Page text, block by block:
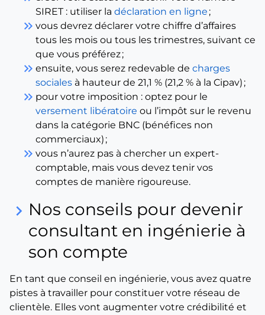
SIRET : utiliser la déclaration en ligne ;
keyboard_double_arrow_right vous devrez déclarer votre chiffre d’affaires
tous les mois ou tous les trimestres, suivant ce
que vous préférez ;
keyboard_double_arrow_right ensuite, vous serez redevable de charges
sociales à hauteur de 21,1 % (21,2 % à la Cipav) ;
keyboard_double_arrow_right pour votre imposition : optez pour le
versement libératoire ou l’impôt sur le revenu
dans la catégorie BNC (bénéfices non
commerciaux) ;
keyboard_double_arrow_right vous n’aurez pas à chercher un expert-
comptable, mais vous devez tenir vos
comptes de manière rigoureuse.
keyboard_arrow_right Nos conseils pour devenir
consultant en ingénierie à
son compte
En tant que conseil en ingénierie, vous avez quatre
pistes à travailler pour constituer votre réseau de
clientèle. Elles vont augmenter votre crédibilité et